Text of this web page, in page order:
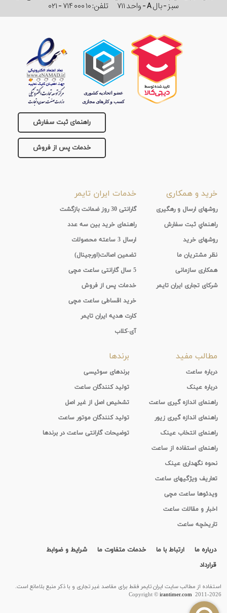
سبز - بال A - واحد ۷۱۱
تلفن:۰۲۱ - ۷۱۴ ۰۰۰ ۱۰
راهنمای ثبت سفارش
خدمات پس از فروش
خرید و همکاری
روشهای ارسال و رهگیری
راهنماي ثبت سفارش
روشهای خرید
نظر مشتریان ما
همکاری سازمانی
شرکای تجاری ایران تایمر
خدمات ایران تایمر
گارانتی 30 روز ضمانت بازگشت
راهنمای خرید بین سه عدد
ارسال 3 ساعته محصولات
تضمین اصالت(اورجینال)
5 سال گارانتی ساعت مچی
خدمات پس از فروش
خرید اقساطی ساعت مچی
کارت هدیه ایران تایمر
آی-کلاب
مطالب مفید
درباره ساعت
درباره عینک
راهنمای اندازه گیری ساعت
راهنمای اندازه گیری زیور
راهنمای انتخاب عینک
راهنمای استفاده از ساعت
نحوه نگهداری عینک
تعاریف ویژگیهای ساعت
ویدئوها ساعت مچی
اخبار و مقالات ساعت
تاریخچه ساعت
برندها
برندهای سوئیسی
تولید کنندگان ساعت
تشخیص اصل از غیر اصل
تولید کنندگان موتور ساعت
توضیحات گارانتی ساعت در برندها
درباره ما ارتباط با ما خدمات متفاوت ما
شرایط و ضوابط
قرارداد
استفاده از مطالب سايت ایران تایمر فقط برای مقاصد غیر تجاری و با ذکر منبع بلامانع است.
Copyright ©irantimer.com2011-2026